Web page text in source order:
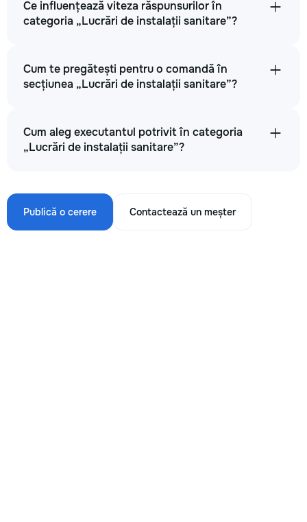
Ce influențează viteza răspunsurilor în
categoria „Lucrări de instalații sanitare”?
Cum te pregătești pentru o comandă în
secțiunea „Lucrări de instalații sanitare”?
Cum aleg executantul potrivit în categoria
„Lucrări de instalații sanitare”?
Publică o cerere Contactează un meșter